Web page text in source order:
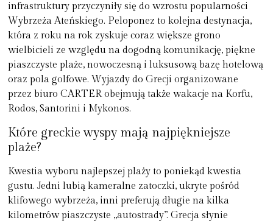
infrastruktury przyczyniły się do wzrostu popularności
Wybrzeża Ateńskiego. Peloponez to kolejna destynacja,
która z roku na rok zyskuje coraz większe grono
wielbicieli ze względu na dogodną komunikację, piękne
piaszczyste plaże, nowoczesną i luksusową bazę hotelową
oraz pola golfowe. Wyjazdy do Grecji organizowane
przez biuro CARTER obejmują także wakacje na Korfu,
Rodos, Santorini i Mykonos.
Które greckie wyspy mają najpiękniejsze
plaże?
Kwestia wyboru najlepszej plaży to poniekąd kwestia
gustu. Jedni lubią kameralne zatoczki, ukryte pośród
klifowego wybrzeża, inni preferują długie na kilka
kilometrów piaszczyste „autostrady”. Grecja słynie